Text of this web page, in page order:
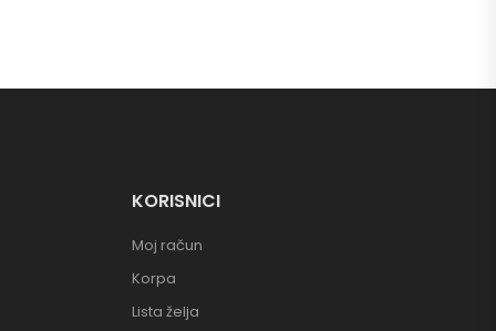
KORISNICI
Moj račun
Korpa
Lista želja